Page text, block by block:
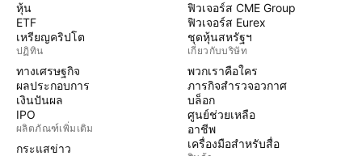
หุ้น
ETF
เหรียญคริปโต
ปฏิทิน
ทางเศรษฐกิจ
ผลประกอบการ
เงินปันผล
IPO
ผลิตภัณฑ์เพิ่มเติม
กระแสข่าว
ฟิวเจอร์ส CME Group
ฟิวเจอร์ส Eurex
ชุดหุ้นสหรัฐฯ
เกี่ยวกับบริษัท
พวกเราคือใคร
ภารกิจสำรวจอวกาศ
บล็อก
ศูนย์ช่วยเหลือ
อาชีพ
เครื่องมือสำหรับสื่อ